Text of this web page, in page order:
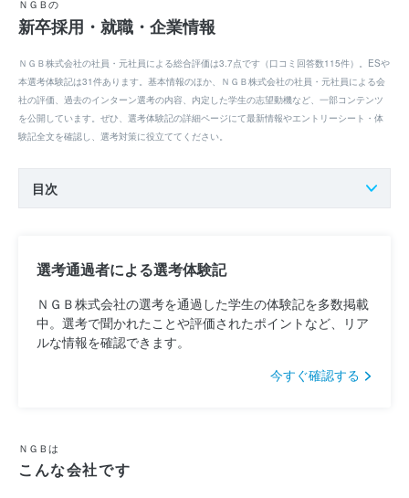
ＮＧＢの
新卒採用・就職・企業情報
ＮＧＢ株式会社の社員・元社員による総合評価は3.7点です（口コミ回答数115件）。ESや
本選考体験記は31件あります。基本情報のほか、ＮＧＢ株式会社の社員・元社員による会
社の評価、過去のインターン選考の内容、内定した学生の志望動機など、一部コンテンツ
を公開しています。ぜひ、選考体験記の詳細ページにて最新情報やエントリーシート・体
験記全文を確認し、選考対策に役立ててください。
目次
選考通過者による選考体験記
ＮＧＢ株式会社の選考を通過した学生の体験記を多数掲載
中。選考で聞かれたことや評価されたポイントなど、リア
ルな情報を確認できます。
今すぐ確認する
ＮＧＢは
こんな会社です